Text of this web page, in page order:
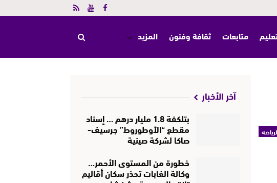
متابعات ثقافة وفنون المزيد
آخر الأخبار
بتلكفة 1.8 مليار درهم … إسناد
مقطع “الأوطوروط” جرسيف-
صاكا لشركة صينية
خطورة من المستوى الأحمر…
وكالة الغابات تحذر سكان أقاليم